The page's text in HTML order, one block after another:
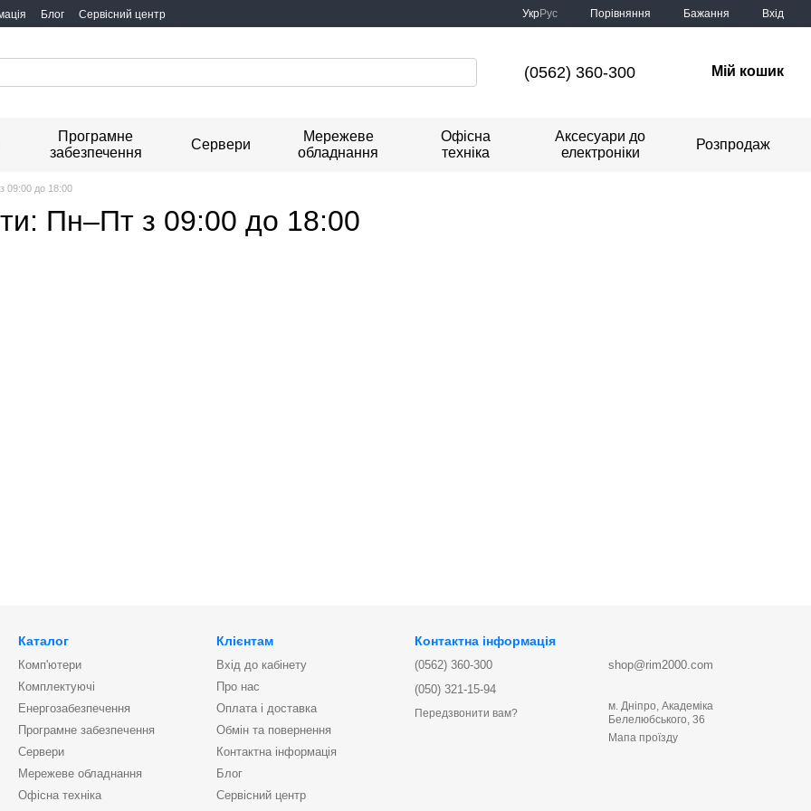
Блог Сервісний центр УкрРус Порівняння Бажання Вхід
(0562) 360-300 Мій кошик
Програмне
забезпечення
Сервери
Мережеве
обладнання
Офісна
техніка
Аксесуари до
електроніки
Розпродаж
09:00 до 18:00
Пн–Пт з 09:00 до 18:00
Каталог
Комп'ютери
Комплектуючі
Енергозабезпечення
Програмне забезпечення
Сервери
Мережеве обладнання
Офісна техніка
Клієнтам
Вхід до кабінету
Про нас
Оплата і доставка
Обмін та повернення
Контактна інформація
Блог
Сервісний центр
Контактна інформація
(0562) 360-300
(050) 321-15-94
Передзвонити вам?
shop@rim2000.com
м. Дніпро, Академіка
Белелюбського, 36
Мапа проїзду